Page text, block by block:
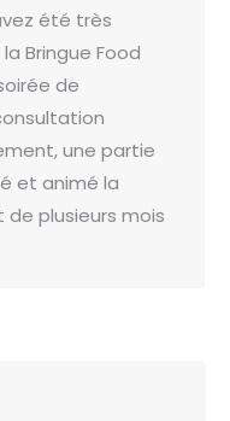
été très
Bringue Food
de
une partie
et animé la
plusieurs mois